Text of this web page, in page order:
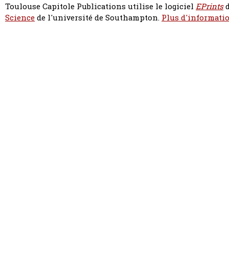
Toulouse Capitole Publications utilise le logiciel EPrints
Sciencede l'université de Southampton. Plus